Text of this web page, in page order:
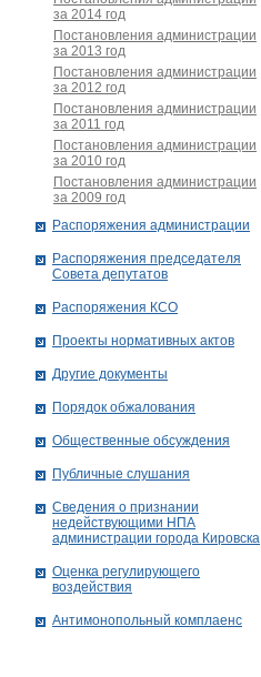
за 2014 год
Постановления администрации
за 2013 год
Постановления администрации
за 2012 год
Постановления администрации
за 2011 год
Постановления администрации
за 2010 год
Постановления администрации
за 2009 год
Распоряжения администрации
Распоряжения председателя
Совета депутатов
Распоряжения КСО
Проекты нормативных актов
Другие документы
Порядок обжалования
Общественные обсуждения
Публичные слушания
Сведения о признании
недействующими НПА
администрации города Кировскa
Оценка регулирующего
воздействия
Антимонопольный комплаенс